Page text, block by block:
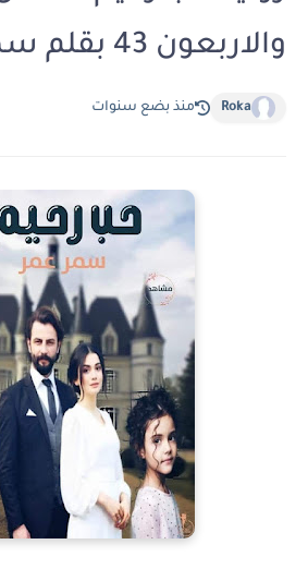
والاربعون 43 بقلم سمر عمر
Roka منذ بضع سنوات